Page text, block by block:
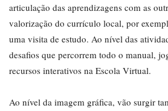
articulação das aprendizagens com as
valorização do currículo local, por
uma visita de estudo. Ao nível das
desafios que percorrem todo o manual,
recursos interativos na Escola Virtual.
Ao nível da imagem gráfica, vão surgir